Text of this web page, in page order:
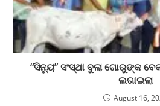
“ସିନ୍ୟୁ” ସଂସ୍ଥା ବୁଲା ଗୋରୁଙ୍କ
ଲଗାଇଲା
August 16,